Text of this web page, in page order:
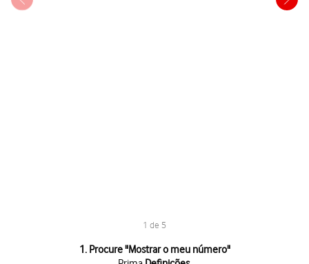
1 de 5
1. Procure "Mostrar o meu número"